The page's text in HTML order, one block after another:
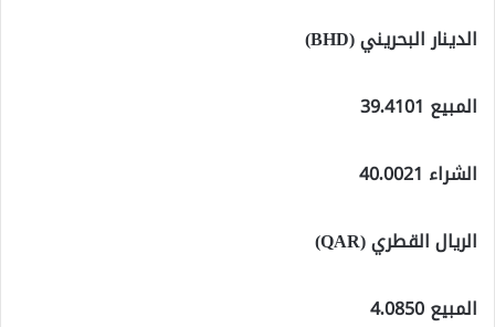
الدينار البحريني (BHD)
المبيع 39.4101
الشراء 40.0021
الريال القطري (QAR)
المبيع 4.0850